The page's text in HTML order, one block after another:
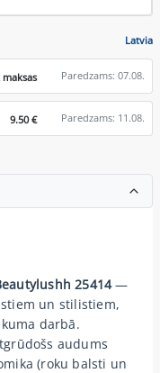
Latvia
maksas Paredzams: 07.08.
9.50 € Paredzams: 11.08.
25414—
un stilistiem,
darbā.
audums
(roku balsti un